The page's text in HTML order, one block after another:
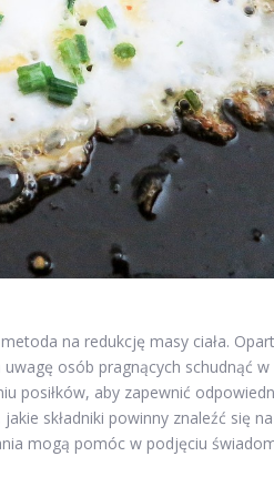
na redukcję masy ciała.
osób pragnących schudnąć
posiłków, aby zapewnić
składniki powinny znaleźć się
mogą pomóc w podjęciu